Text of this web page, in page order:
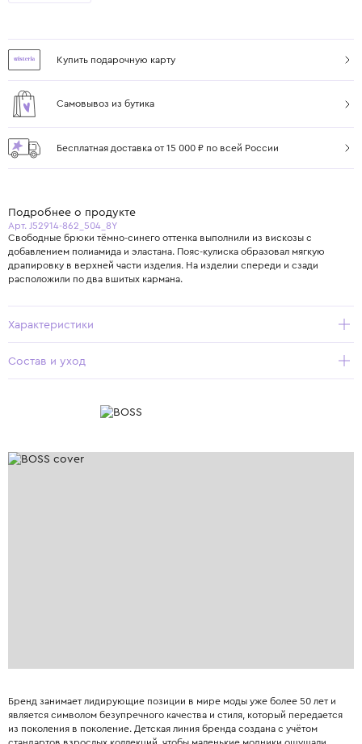
Купить подарочную карту
Самовывоз из бутика
Бесплатная доставка от 15 000 ₽ по всей России
Подробнее о продукте
Арт. J52914-862_504_8Y
Свободные брюки тёмно-синего оттенка выполнили из вискозы с
добавлением полиамида и эластана. Пояс-кулиска образовал мягкую
драпировку в верхней части изделия. На изделии спереди и сзади
расположили по два вшитых кармана.
Характеристики
Состав и уход
Бренд занимает лидирующие позиции в мире моды уже более 50 лет и
является символом безупречного качества и стиля, который передается
из поколения в поколение. Детская линия бренда создана с учётом